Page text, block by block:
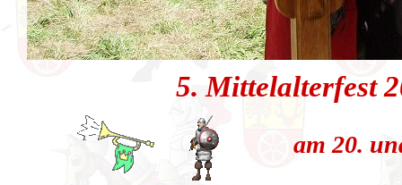
5. Mittelalterfest
am 20.